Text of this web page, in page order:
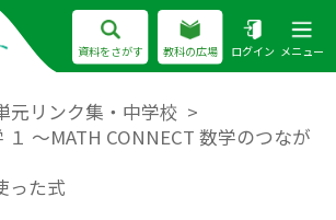
資料をさがす 教科の広場 ログイン メニュー
元リンク集・中学校
１ ～MATH CONNECT 数学のつなが
た式